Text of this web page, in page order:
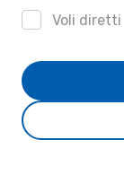
Voli diretti